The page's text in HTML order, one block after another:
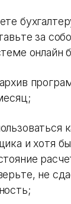
за
онлайн
и хотя
не